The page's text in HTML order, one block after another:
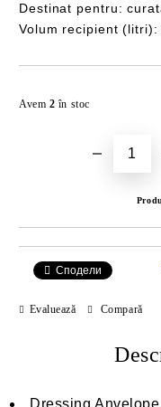
Destinat pentru:
Volum recipient (litri):
Avem 2 în stoc
Сподели
Evaluează Compară
Dressing